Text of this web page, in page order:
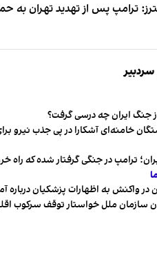
ترامپ پس از تهدید تهران
جنگ ایران چه درسی گرفت؟
خامنه‌ای آشکارا در پی جذب نیرو
ترامپ در جنگی گرفتار شده که راه
واکنش به اظهارات پزشکیان درباره
سازمان ملل خواستار توقف سرکوب